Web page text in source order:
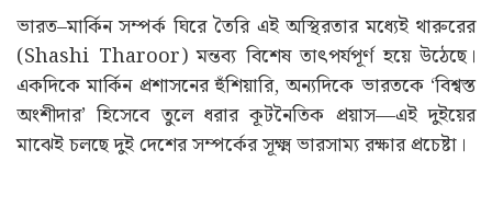
এবং আমেরিকার প্রেসিডেন্ট ও তাঁর সহযোগীদের তরফে আসা
অপমান আমরা হেলায় উড়িয়ে দিতে পারি না। দুই দেশের সরকার
ও কূটনীতিকদের অনেক মেরামতির কাজ করতে হবে।” তিনি
আরও যোগ করেন, ট্রাম্পের ব্যক্তিত্ব “খুবই চঞ্চল ও
পরিবর্তনশীল”, ফলে এত দ্রুত “ভুলে যাওয়া এবং ক্ষমা করা সম্ভব